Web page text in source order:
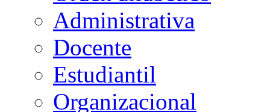
Administrativa
Docente
Estudiantil
Organizacional